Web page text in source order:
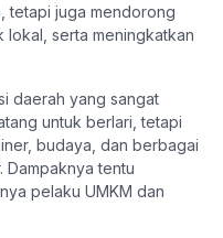
tetapi juga mendorong
lokal, serta meningkatkan
daerah yang sangat
untuk berlari, tetapi
budaya, dan berbagai
Dampaknya tentu
pelaku UMKM dan